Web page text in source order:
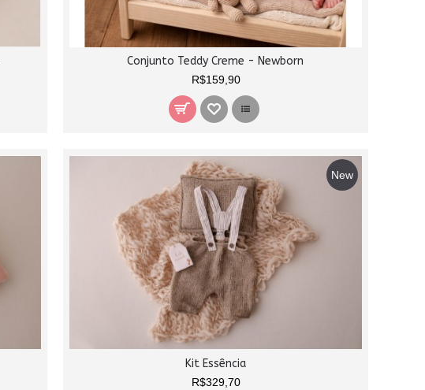
Conjunto Teddy Creme - Newborn
R$159,90
New
Kit Essência
R$329,70